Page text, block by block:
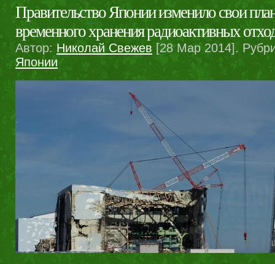
Правительство Японии изменило свои
временного хранения радиоактивных
Автор: Николай Свежев [28 Мар 2014].
Японии